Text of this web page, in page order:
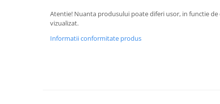
Atentie! Nuanta produsului poate diferi usor, in functie de
vizualizat.
Informatii conformitate produs